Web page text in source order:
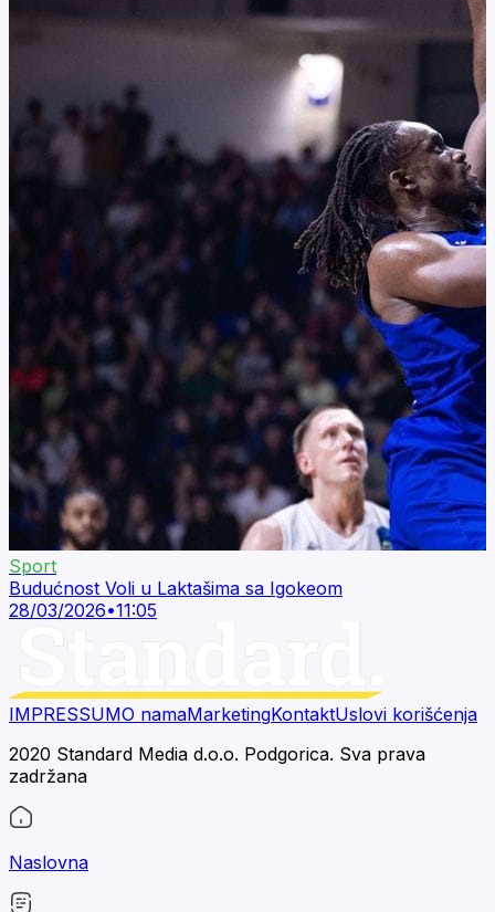
Sport
Budućnost Voli u Laktašima sa Igokeom
28/03/2026•11:05
IMPRESSUMO namaMarketingKontaktUslovi korišćenja
2020 Standard Media d.o.o. Podgorica. Sva prava
zadržana
Naslovna